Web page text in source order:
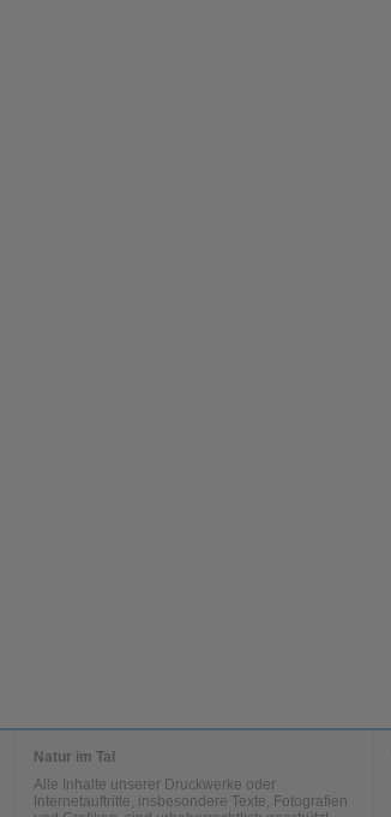
Natur im Tal
Alle Inhalte unserer Druckwerke oder
Internetauftritte, insbesondere Texte, Fotografien